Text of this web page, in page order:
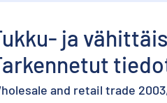
ja
and retail trade